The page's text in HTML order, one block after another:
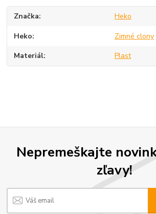
Značka Heko
Heko Zimné clony
Materiál Plast
Nepremeškajte
zľavy!